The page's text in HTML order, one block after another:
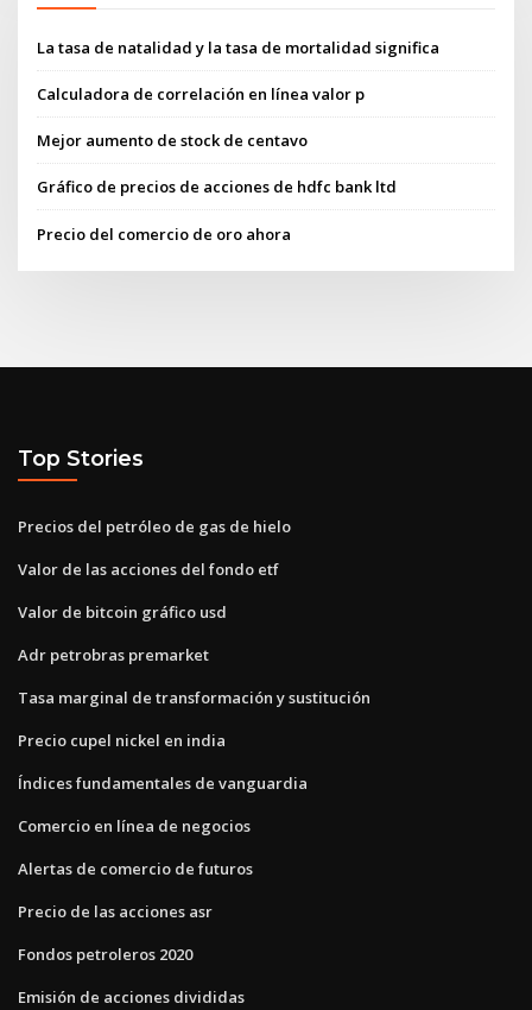
La tasa de natalidad y la tasa de mortalidad significa
Calculadora de correlación en línea valor p
Mejor aumento de stock de centavo
Gráfico de precios de acciones de hdfc bank ltd
Precio del comercio de oro ahora
Top Stories
Precios del petróleo de gas de hielo
Valor de las acciones del fondo etf
Valor de bitcoin gráfico usd
Adr petrobras premarket
Tasa marginal de transformación y sustitución
Precio cupel nickel en india
Índices fundamentales de vanguardia
Comercio en línea de negocios
Alertas de comercio de futuros
Precio de las acciones asr
Fondos petroleros 2020
Emisión de acciones divididas